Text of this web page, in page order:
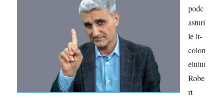
podc
asturi
le lt-
colon
elului
Robe
rt